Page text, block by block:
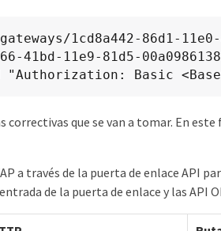
1cd8a442-86d1-11e0-
41bd-11e9-81d5-
Basic
que se van a tomar. En
a través de la puerta de enlace API
de la puerta de enlace y las API